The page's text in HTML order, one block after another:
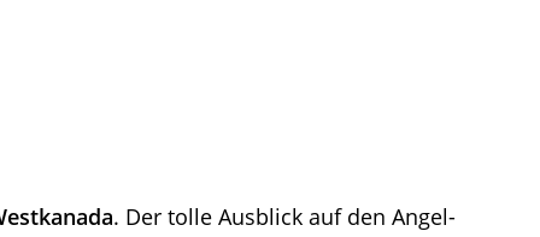
. Der tolle Ausblick auf den Angel-